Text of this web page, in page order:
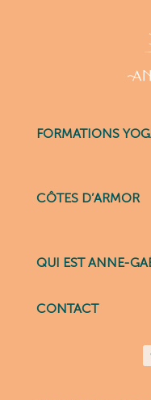
FORMATIONS
CÔTES D’ARMOR
QUI EST ANNE-
CONTACT